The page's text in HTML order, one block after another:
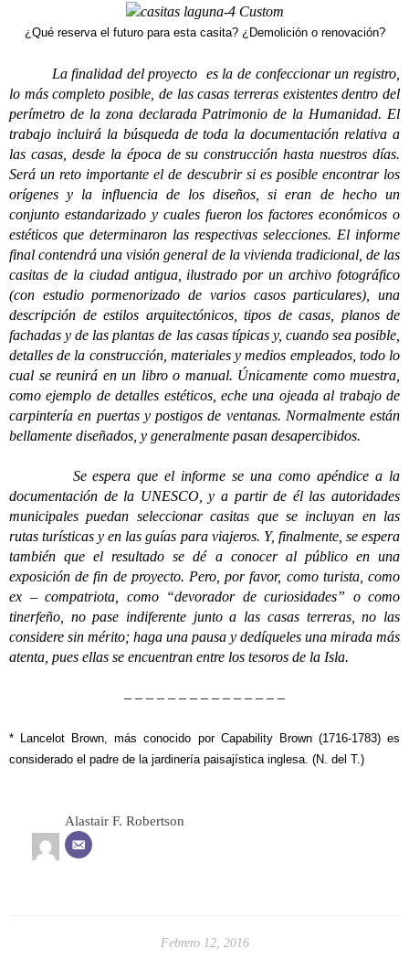
¿Qué reserva el futuro para esta casita? ¿Demolición o renovación?
La finalidad del proyecto es la de confeccionar un registro,
lo más completo posible, de las casas terreras existentes dentro del
perímetro de la zona declarada Patrimonio de la Humanidad. El
trabajo incluirá la búsqueda de toda la documentación relativa a
las casas, desde la época de su construcción hasta nuestros días.
Será un reto importante el de descubrir si es posible encontrar los
orígenes y la influencia de los diseños, si eran de hecho un
conjunto estandarizado y cuales fueron los factores económicos o
estéticos que determinaron las respectivas selecciones. El informe
final contendrá una visión general de la vivienda tradicional, de las
casitas de la ciudad antigua, ilustrado por un archivo fotográfico
(con estudio pormenorizado de varios casos particulares), una
descripción de estilos arquitectónicos, tipos de casas, planos de
fachadas y de las plantas de las casas típicas y, cuando sea posible,
detalles de la construcción, materiales y medios empleados, todo lo
cual se reunirá en un libro o manual. Únicamente como muestra,
como ejemplo de detalles estéticos, eche una ojeada al trabajo de
carpintería en puertas y postigos de ventanas. Normalmente están
bellamente diseñados, y generalmente pasan desapercibidos.
Se espera que el informe se una como apéndice a la
documentación de la UNESCO, y a partir de él las autoridades
municipales puedan seleccionar casitas que se incluyan en las
rutas turísticas y en las guías para viajeros. Y, finalmente, se espera
también que el resultado se dé a conocer al público en una
exposición de fin de proyecto. Pero, por favor, como turista, como
ex – compatriota, como “devorador de curiosidades” o como
tinerfeño, no pase indiferente junto a las casas terreras, no las
considere sin mérito; haga una pausa y dedíqueles una mirada más
atenta, pues ellas se encuentran entre los tesoros de la Isla.
– – – – – – – – – – – – – – –
* Lancelot Brown, más conocido por Capability Brown (1716-1783) es
considerado el padre de la jardinería paisajística inglesa. (N. del T.)
Alastair F. Robertson
Febrero 12, 2016